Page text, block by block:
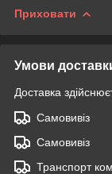
Приховати
Умови
Доставка
Самовивіз
Самовивіз
Транспорт